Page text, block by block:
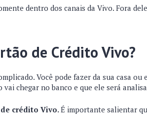
dentro dos canais da Vivo. Fora
de Crédito Vivo?
Você pode fazer da sua casa ou
chegar no banco e que ele será
crédito Vivo.É importante salientar